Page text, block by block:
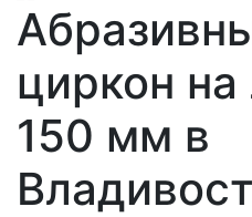
циркон
150 мм в